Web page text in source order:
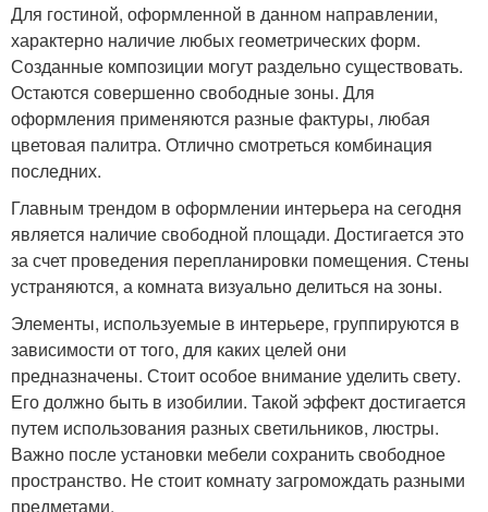
Для гостиной, оформленной в данном направлении,
характерно наличие любых геометрических форм.
Созданные композиции могут раздельно существовать.
Остаются совершенно свободные зоны. Для
оформления применяются разные фактуры, любая
цветовая палитра. Отлично смотреться комбинация
последних.
Главным трендом в оформлении интерьера на сегодня
является наличие свободной площади. Достигается это
за счет проведения перепланировки помещения. Стены
устраняются, а комната визуально делиться на зоны.
Элементы, используемые в интерьере, группируются в
зависимости от того, для каких целей они
предназначены. Стоит особое внимание уделить свету.
Его должно быть в изобилии. Такой эффект достигается
путем использования разных светильников, люстры.
Важно после установки мебели сохранить свободное
пространство. Не стоит комнату загромождать разными
предметами.